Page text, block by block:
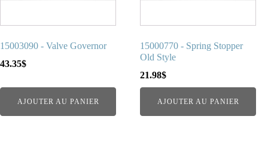
15003090 - Valve Governor
43.35$
AJOUTER AU PANIER
15000770 - Spring Stopper
Old Style
21.98$
AJOUTER AU PANIER